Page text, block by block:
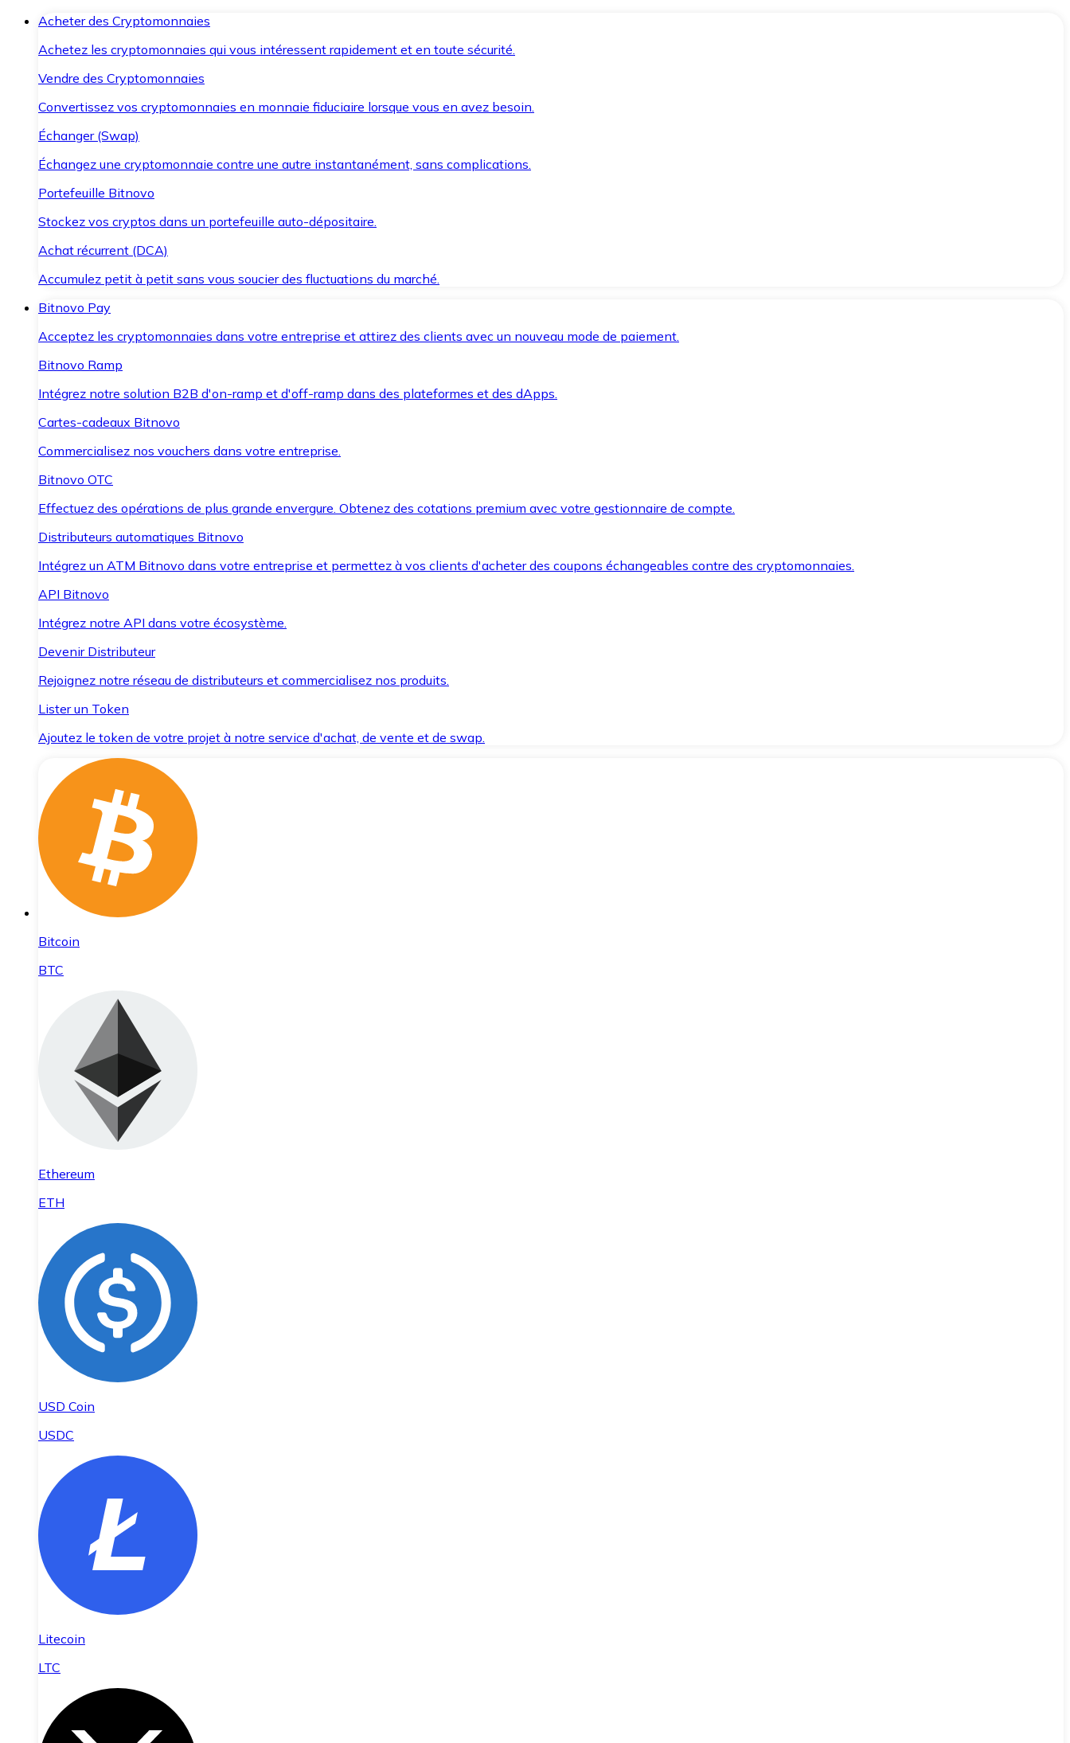
Acheter des Cryptomonnaies
Achetez les cryptomonnaies qui vous intéressent rapidement et en toute sécurité.
Vendre des Cryptomonnaies
Convertissez vos cryptomonnaies en monnaie fiduciaire lorsque vous en avez besoin.
Échanger (Swap)
Échangez une cryptomonnaie contre une autre instantanément, sans complications.
Portefeuille Bitnovo
Stockez vos cryptos dans un portefeuille auto-dépositaire.
Achat récurrent (DCA)
Accumulez petit à petit sans vous soucier des fluctuations du marché.
Bitnovo Pay
Acceptez les cryptomonnaies dans votre entreprise et attirez des clients avec un nouveau mode de paiement.
Bitnovo Ramp
Intégrez notre solution B2B d'on-ramp et d'off-ramp dans des plateformes et des dApps.
Cartes-cadeaux Bitnovo
Commercialisez nos vouchers dans votre entreprise.
Bitnovo OTC
Effectuez des opérations de plus grande envergure. Obtenez des cotations premium avec votre gestionnaire de compte.
Distributeurs automatiques Bitnovo
Intégrez un ATM Bitnovo dans votre entreprise et permettez à vos clients d'acheter des coupons échangeables contre des cryptomonnaies.
API Bitnovo
Intégrez notre API dans votre écosystème.
Devenir Distributeur
Rejoignez notre réseau de distributeurs et commercialisez nos produits.
Lister un Token
Ajoutez le token de votre projet à notre service d'achat, de vente et de swap.
Bitcoin
BTC
Ethereum
ETH
USD Coin
USDC
Litecoin
LTC